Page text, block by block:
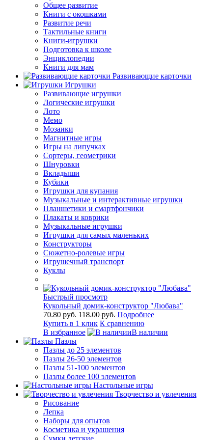
Общее развитие
Книги с окошками
Развитие речи
Тактильные книги
Книги-игрушки
Подготовка к школе
Энциклопедии
Книги для мам
Развивающие карточки
Игрушки
Развивающие игрушки
Логические игрушки
Лото
Мемо
Мозаики
Магнитные игры
Игры на липучках
Сортеры, геометрики
Шнуровки
Вкладыши
Кубики
Игрушки для купания
Музыкальные и интерактивные игрушки
Планшетики и смартфончики
Плакаты и коврики
Музыкальные игрушки
Игрушки для самых маленьких
Конструкторы
Сюжетно-ролевые игры
Игрушечный транспорт
Куклы
Быстрый просмотр
Кукольный домик-конструктор "Любава"
70.80 руб. 118.00 руб.Подробнее
Купить в 1 клик К сравнению
В избранное
В наличии
Пазлы
Пазлы до 25 элементов
Пазлы 26-50 элементов
Пазлы 51-100 элементов
Пазлы более 100 элементов
Настольные игры
Творчество и увлечения
Рисование
Лепка
Наборы для опытов
Косметика и украшения
Сумки детские